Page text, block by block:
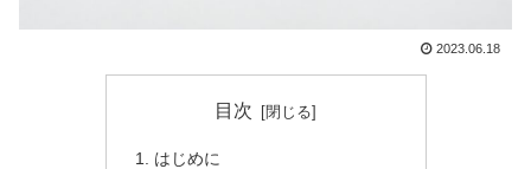
2023.06.18
目次
はじめに